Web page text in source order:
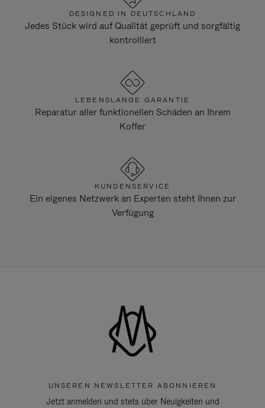
DESIGNED IN DEUTSCHLAND
Jedes Stück wird auf Qualität geprüft und sorgfältig
kontrolliert
LEBENSLANGE GARANTIE
Reparatur aller funktionellen Schäden an Ihrem
Koffer
KUNDENSERVICE
Ein eigenes Netzwerk an Experten steht Ihnen zur
Verfügung
UNSEREN NEWSLETTER ABONNIEREN
Jetzt anmelden und stets über Neuigkeiten und